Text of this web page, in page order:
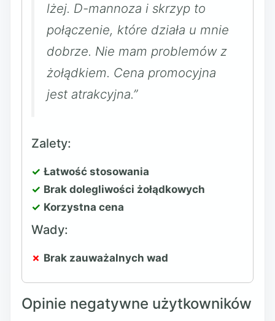
lżej. D-mannoza i skrzyp to
połączenie, które działa u mnie
dobrze. Nie mam problemów z
żołądkiem. Cena promocyjna
jest atrakcyjna.”
Zalety:
Łatwość stosowania
Brak dolegliwości żołądkowych
Korzystna cena
Wady:
Brak zauważalnych wad
Opinie negatywne użytkowników